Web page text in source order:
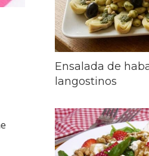
Ensalada de
langostinos